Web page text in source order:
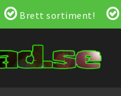
Brett sortiment!